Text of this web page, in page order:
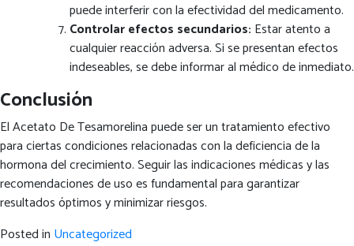
puede interferir con la efectividad del medicamento.
Controlar efectos secundarios: Estar atento a
cualquier reacción adversa. Si se presentan efectos
indeseables, se debe informar al médico de inmediato.
Conclusión
El Acetato De Tesamorelina puede ser un tratamiento efectivo
para ciertas condiciones relacionadas con la deficiencia de la
hormona del crecimiento. Seguir las indicaciones médicas y las
recomendaciones de uso es fundamental para garantizar
resultados óptimos y minimizar riesgos.
Posted in Uncategorized